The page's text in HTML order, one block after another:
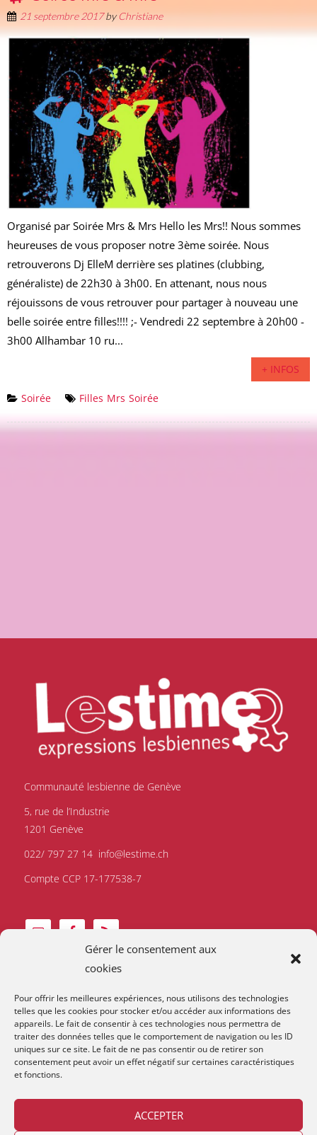
Gérer le consentement aux
cookies
Pour offrir les meilleures expériences, nous utilisons des technologies
telles que les cookies pour stocker et/ou accéder aux informations des
appareils. Le fait de consentir à ces technologies nous permettra de
traiter des données telles que le comportement de navigation ou les ID
uniques sur ce site. Le fait de ne pas consentir ou de retirer son
consentement peut avoir un effet négatif sur certaines caractéristiques
et fonctions.
ACCEPTER
21 septembre 2017byChristiane
Organisé par Soirée Mrs & Mrs Hello les Mrs!! Nous sommes
heureuses de vous proposer notre 3ème soirée. Nous
retrouverons Dj ElleM derrière ses platines (clubbing,
généraliste) de 22h30 à 3h00. En attenant, nous nous
réjouissons de vous retrouver pour partager à nouveau une
belle soirée entre filles!!!! ;- Vendredi 22 septembre à 20h00 -
3h00 Allhambar 10 ru...
+ INFOS
Soirée Filles Mrs Soirée
Communauté lesbienne de Genève
5, rue de l’Industrie
1201 Genève
022/ 797 27 14 info@lestime.ch
Compte CCP 17-177538-7